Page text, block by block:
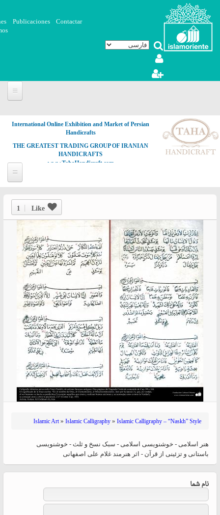
رفتن به محتوای اصلی
Contactar
Publicaciones
International Online Exhibition and Market of Persian
Handicrafts
THE GREATEST TRADING GROUP OF IRANIAN
HANDICRAFTS
www.TahaHandicraft.com
1 Like
Islamic Art» Islamic Calligraphy » Islamic Calligraphy – “Naskh” Style
هنر اسلامی - خوشنویسی اسلامی - سبک نسخ و ثلث - خوشنویسی
باستانی و تزئینی از قرآن - اثر هنرمند غلام علی اصفهانی
نام شما